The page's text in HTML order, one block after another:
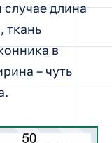
длина
ткань
в
– чуть